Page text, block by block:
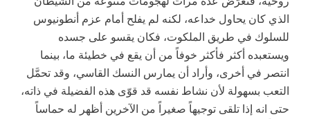
الذي كان يحاول خداعه، لكنه لم يفلح أمام عزم أنطونيوس
للسلوك في طريق الملكوت، فكان يقسو على جسده
ويستعبده أكثر فأكثر خوفاً من أن يقع في خطيئة ما، بينما
انتصر في أخرى، وأراد أن يمارس النسك القاسي، وقد تحمَّل
التعب بسهولة لأن نشاط نفسه قد قوّى هذه الفضيلة في ذاته،
حتى انه إذا تلقى توجيهاً صغيراً من الآخرين أظهر له حماساً